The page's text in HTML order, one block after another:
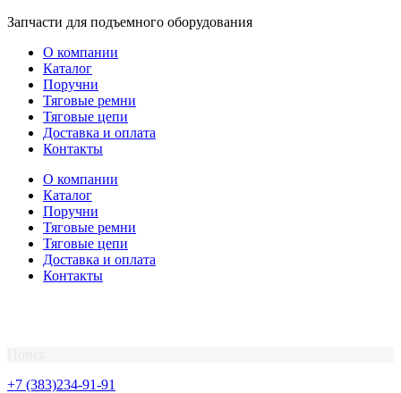
Перейти
содержимому
Запчасти для подъемного оборудования
О компании
Каталог
Поручни
Тяговые ремни
Тяговые цепи
Доставка и оплата
Контакты
О компании
Каталог
Поручни
Тяговые ремни
Тяговые цепи
Доставка и оплата
Контакты
+7 (383)234-91-91